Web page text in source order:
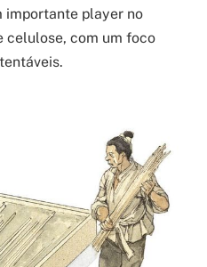
importante player no
celulose, com um foco